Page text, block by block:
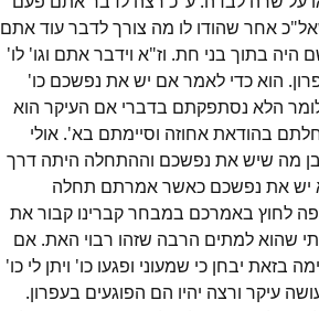
אחר שהודו לו מה צורך לדבר עוד אתם
היה בתוך בני חת. וז"א וידבר אתם וגו' לו'
הוא כדי לאמר אם יש את נפשכם כו'
לומר הלא נסתפקתם בדברי אם העיקר הוא
בהודאת אחוזה וסיימתם בא'. אולי
מה שיש את נפשכם וההתחלה היתה דרך
יש את נפשכם כאשר אמרתם תחלה
לחוץ באמרכם במבחר קברינו קבור את
שהוא למתים הרבה שזהו רבוי האת. אם
יבחן כי שמעוני ופגעו כו' ויתן לי כו'
עיקר ורצה יהיו הם הפוגעים בעפרון.